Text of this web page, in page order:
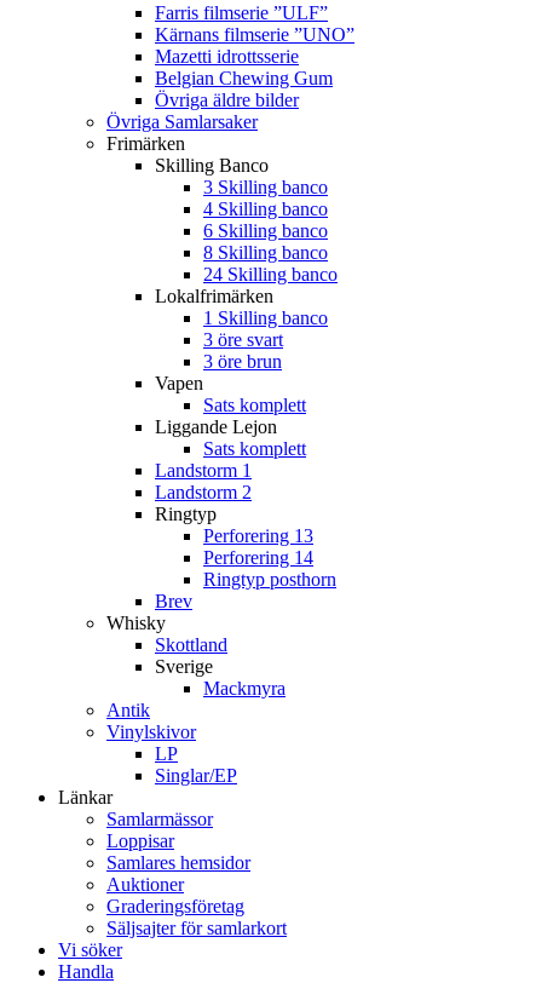
Farris filmserie ”ULF”
Kärnans filmserie ”UNO”
Mazetti idrottsserie
Belgian Chewing Gum
Övriga äldre bilder
Övriga Samlarsaker
Frimärken
Skilling Banco
3 Skilling banco
4 Skilling banco
6 Skilling banco
8 Skilling banco
24 Skilling banco
Lokalfrimärken
1 Skilling banco
3 öre svart
3 öre brun
Vapen
Sats komplett
Liggande Lejon
Sats komplett
Landstorm 1
Landstorm 2
Ringtyp
Perforering 13
Perforering 14
Ringtyp posthorn
Brev
Whisky
Skottland
Sverige
Mackmyra
Antik
Vinylskivor
LP
Singlar/EP
Länkar
Samlarmässor
Loppisar
Samlares hemsidor
Auktioner
Graderingsföretag
Säljsajter för samlarkort
Vi söker
Handla